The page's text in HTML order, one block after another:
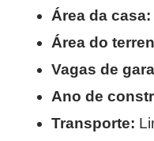
Área da casa:
Área do
Vagas de
Ano de
Transporte: